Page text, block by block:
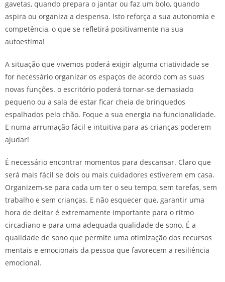
gavetas, quando prepara o jantar ou faz um bolo, quando
aspira ou organiza a despensa. Isto reforça a sua autonomia e
competência, o que se refletirá positivamente na sua
autoestima!
A situação que vivemos poderá exigir alguma criatividade se
for necessário organizar os espaços de acordo com as suas
novas funções. o escritório poderá tornar-se demasiado
pequeno ou a sala de estar ficar cheia de brinquedos
espalhados pelo chão. Foque a sua energia na funcionalidade.
E numa arrumação fácil e intuitiva para as crianças poderem
ajudar!
É necessário encontrar momentos para descansar. Claro que
será mais fácil se dois ou mais cuidadores estiverem em casa.
Organizem-se para cada um ter o seu tempo, sem tarefas, sem
trabalho e sem crianças. E não esquecer que, garantir uma
hora de deitar é extremamente importante para o ritmo
circadiano e para uma adequada qualidade de sono. É a
qualidade de sono que permite uma otimização dos recursos
mentais e emocionais da pessoa que favorecem a resiliência
emocional.